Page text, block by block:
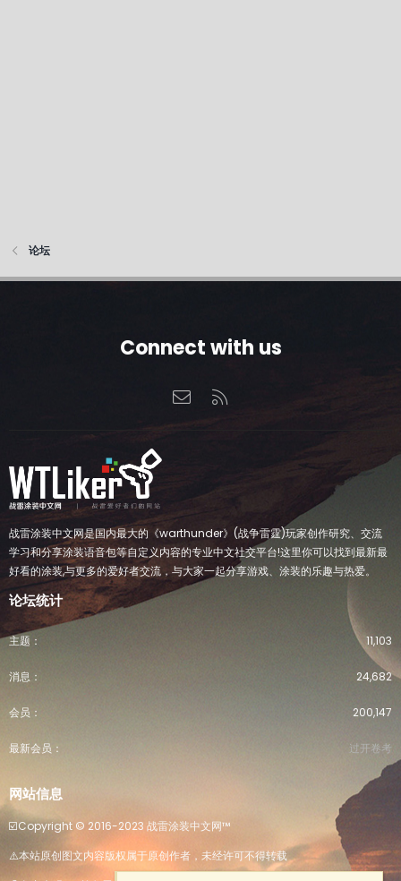
论坛
Connect with us
联系我们
战雷涂装中文网是国内最大的《warthunder》(战争雷霆)玩家创作研究、交流
学习和分享涂装语音包等自定义内容的专业中文社交平台!这里你可以找到最新最
好看的涂装,与更多的爱好者交流，与大家一起分享游戏、涂装的乐趣与热爱。
论坛统计
主题 11,103
消息 24,682
会员 200,147
最新会员 过开卷考
网站信息
☑️Copyright ©️ 2016-2023 战雷涂装中文网™️
⚠️本站原创图文内容版权属于原创作者，未经许可不得转载